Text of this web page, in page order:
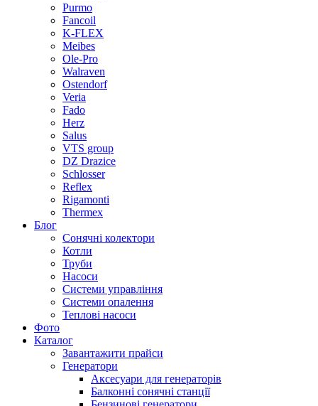
Purmo
Fancoil
K-FLEX
Meibes
Ole-Pro
Walraven
Ostendorf
Veria
Fado
Herz
Salus
VTS group
DZ Drazice
Schlosser
Reflex
Rigamonti
Thermex
Блог
Сонячні колектори
Котли
Труби
Насоси
Системи управління
Системи опалення
Теплові насоси
Фото
Каталог
Завантажити прайси
Генератори
Аксесуари для генераторів
Балконні сонячні станції